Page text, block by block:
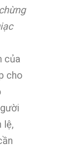
của
cho
lệ,